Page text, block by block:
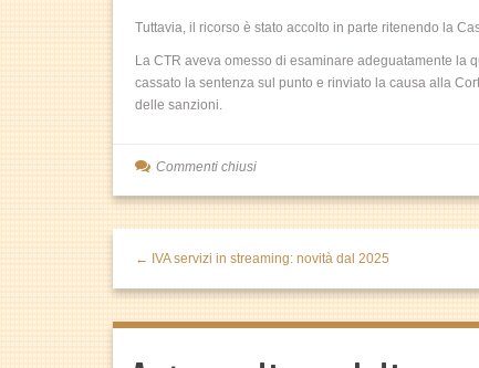
Tuttavia, il ricorso è stato accolto in parte ritenendo la
La CTR aveva omesso di esaminare adeguatamente
cassato la sentenza sul punto e rinviato la causa alla
delle sanzioni.
Commenti chiusi
← IVA servizi in streaming: novità dal 2025